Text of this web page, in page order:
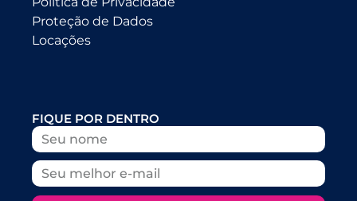
Proteção de Dados
Locações
FIQUE POR DENTRO